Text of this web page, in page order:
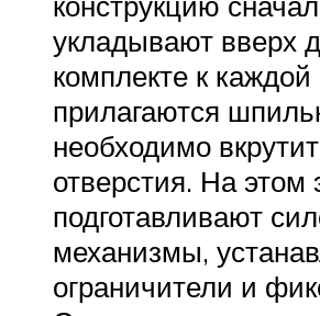
укладывают вверх
комплекте к
прилагаются
необходимо
отверстия. На этом
подготавливают
механизмы,
ограничители и